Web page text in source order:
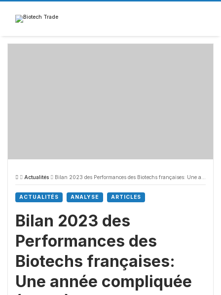
Skip
content
Actualités Bilan 2023 des Performances des Biotechs françaises: Une année compliquée (-26%)
ACTUALITÉS ANALYSE ARTICLES
Bilan 2023 des
Performances des
Biotechs françaises:
Une année compliquée